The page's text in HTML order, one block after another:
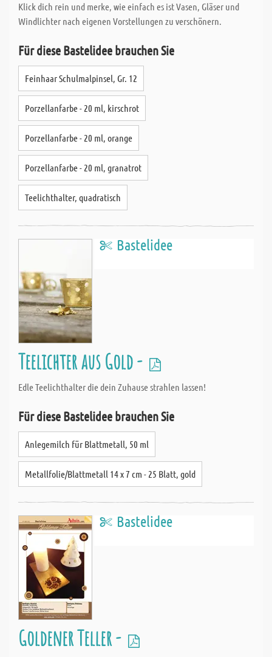
Klick dich rein und merke, wie einfach es ist Vasen, Gläser und
Windlichter nach eigenen Vorstellungen zu verschönern.
Für diese Bastelidee brauchen Sie
Feinhaar Schulmalpinsel, Gr. 12
Porzellanfarbe - 20 ml, kirschrot
Porzellanfarbe - 20 ml, orange
Porzellanfarbe - 20 ml, granatrot
Teelichthalter, quadratisch
Bastelidee
Teelichter aus Gold -
Edle Teelichthalter die dein Zuhause strahlen lassen!
Für diese Bastelidee brauchen Sie
Anlegemilch für Blattmetall, 50 ml
Metallfolie/Blattmetall 14 x 7 cm - 25 Blatt, gold
Bastelidee
Goldener Teller -